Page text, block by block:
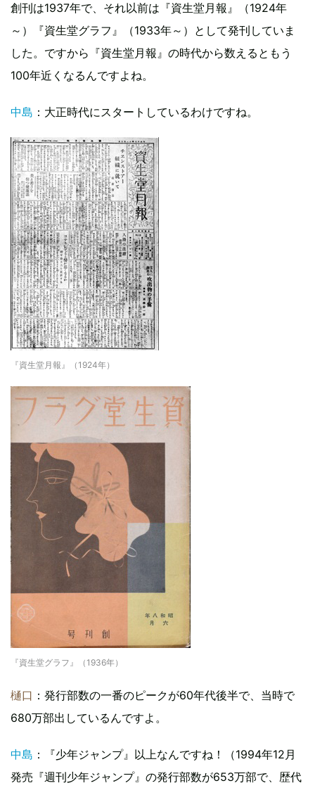
創刊は1937年で、それ以前は『資生堂月報』（1924年
～）『資生堂グラフ』（1933年～）として発刊していま
した。ですから『資生堂月報』の時代から数えるともう
100年近くなるんですよね。
中島 ：大正時代にスタートしているわけですね。
『資生堂月報』（1924年）
『資生堂グラフ』（1936年）
樋口 ：発行部数の一番のピークが60年代後半で、当時で
680万部出しているんですよ。
中島 ：『少年ジャンプ』以上なんですね！（1994年12月
発売『週刊少年ジャンプ』の発行部数が653万部で、歴代